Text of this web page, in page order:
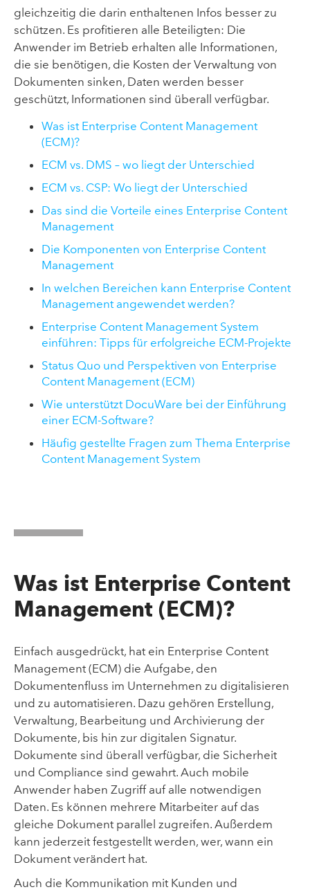
gleichzeitig die darin enthaltenen Infos besser zu
schützen. Es profitieren alle Beteiligten: Die
Anwender im Betrieb erhalten alle Informationen,
die sie benötigen, die Kosten der Verwaltung von
Dokumenten sinken, Daten werden besser
geschützt, Informationen sind überall verfügbar.
Was ist Enterprise Content Management
(ECM)?
ECM vs. DMS – wo liegt der Unterschied
ECM vs. CSP: Wo liegt der Unterschied
Das sind die Vorteile eines Enterprise Content
Management
Die Komponenten von Enterprise Content
Management
In welchen Bereichen kann Enterprise Content
Management angewendet werden?
Enterprise Content Management System
einführen: Tipps für erfolgreiche ECM-Projekte
Status Quo und Perspektiven von Enterprise
Content Management (ECM)
Wie unterstützt DocuWare bei der Einführung
einer ECM-Software?
Häufig gestellte Fragen zum Thema Enterprise
Content Management System
Was ist Enterprise Content
Management (ECM)?
Einfach ausgedrückt, hat ein Enterprise Content
Management (ECM) die Aufgabe, den
Dokumentenfluss im Unternehmen zu digitalisieren
und zu automatisieren. Dazu gehören Erstellung,
Verwaltung, Bearbeitung und Archivierung der
Dokumente, bis hin zur digitalen Signatur.
Dokumente sind überall verfügbar, die Sicherheit
und Compliance sind gewahrt. Auch mobile
Anwender haben Zugriff auf alle notwendigen
Daten. Es können mehrere Mitarbeiter auf das
gleiche Dokument parallel zugreifen. Außerdem
kann jederzeit festgestellt werden, wer, wann ein
Dokument verändert hat.
Auch die Kommunikation mit Kunden und